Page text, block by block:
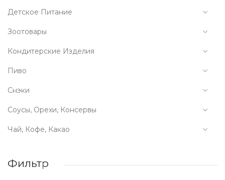
Детское Питание
Зоотовары
Кондитерские Изделия
Пиво
Снэки
Соусы, Орехи, Консервы
Чай, Кофе, Какао
Фильтр